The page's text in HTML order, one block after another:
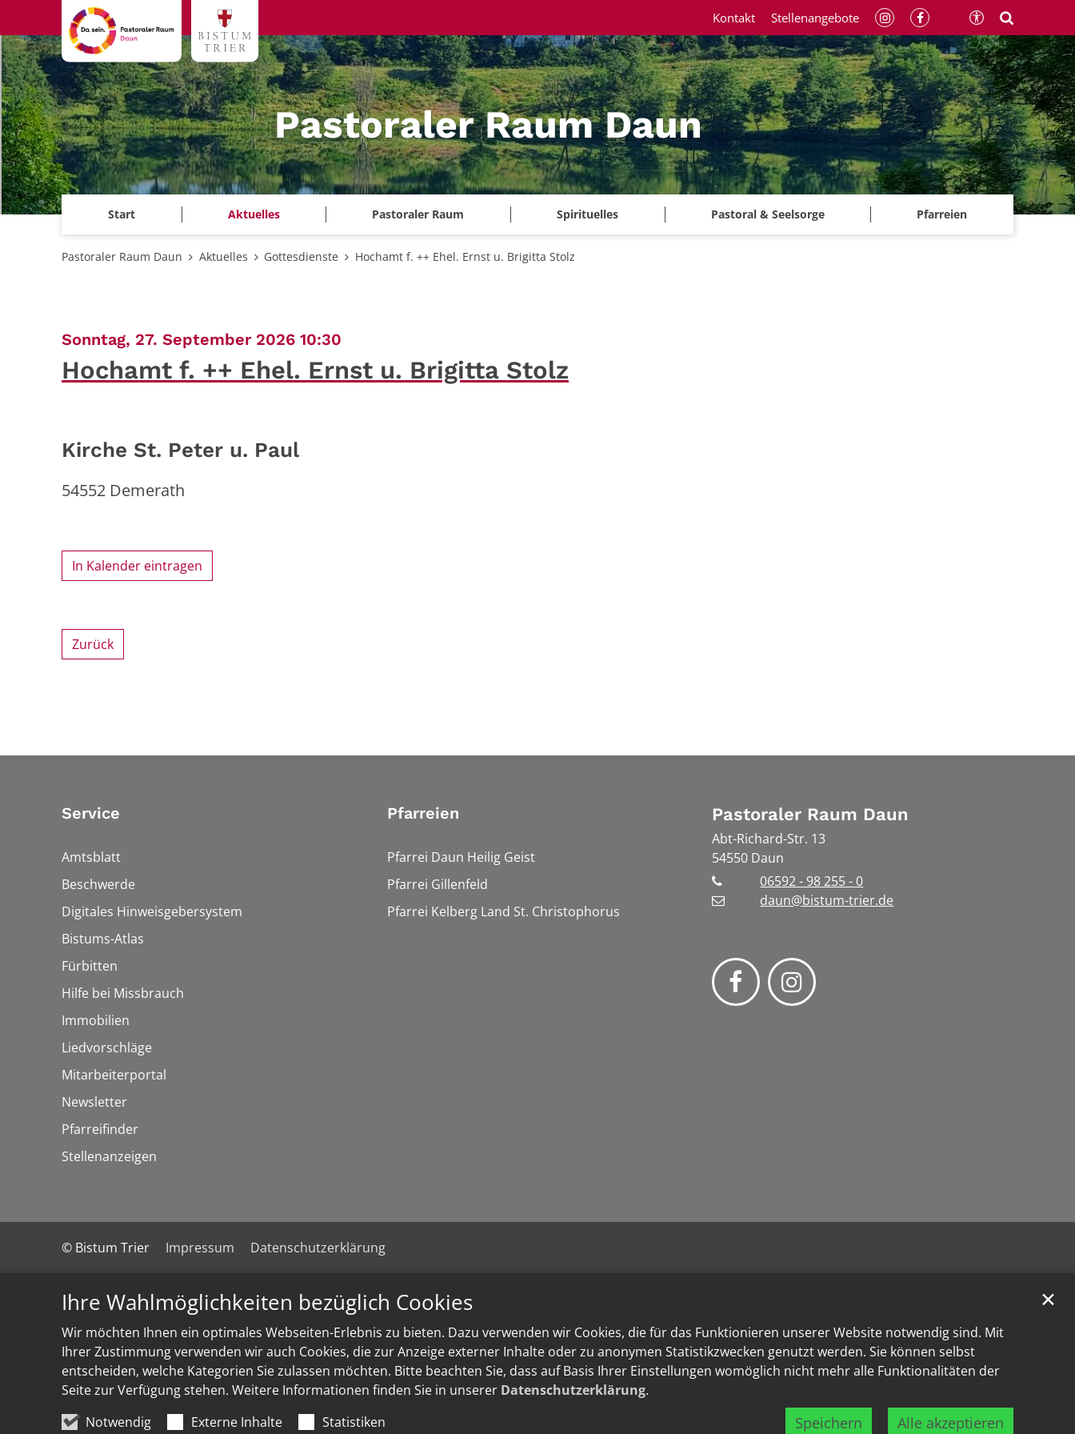
Ihre Wahlmöglichkeiten bezüglich Cookies
Wir möchten Ihnen ein optimales Webseiten-Erlebnis zu bieten. Dazu verwenden wir Cookies, die für das Funktionieren unserer Website notwendig sind. Mit
Ihrer Zustimmung verwenden wir auch Cookies, die zur Anzeige externer Inhalte oder zu anonymen Statistikzwecken genutzt werden. Sie können selbst
entscheiden, welche Kategorien Sie zulassen möchten. Bitte beachten Sie, dass auf Basis Ihrer Einstellungen womöglich nicht mehr alle Funktionalitäten der
Seite zur Verfügung stehen. Weitere Informationen finden Sie in unserer Datenschutzerklärung.
Notwendig
Externe Inhalte Statistiken Speichern Alle akzeptieren
✕
Zum Inhalt springen
Pastoraler Raum Daun
Start Aktuelles Pastoraler Raum Spirituelles Pastoral & Seelsorge Pfarreien
Kontakt Stellenangebote
Pastoraler Raum Daun Aktuelles Gottesdienste Hochamt f. ++ Ehel. Ernst u. Brigitta Stolz
Sonntag, 27. September 2026 10:30
Hochamt f. ++ Ehel. Ernst u. Brigitta Stolz
Kirche St. Peter u. Paul
54552 Demerath
In Kalender eintragen
Zurück
Service
Amtsblatt
Beschwerde
Digitales Hinweisgebersystem
Bistums-Atlas
Fürbitten
Hilfe bei Missbrauch
Immobilien
Liedvorschläge
Mitarbeiterportal
Newsletter
Pfarreifinder
Stellenanzeigen
Pfarreien
Pfarrei Daun Heilig Geist
Pfarrei Gillenfeld
Pfarrei Kelberg Land St. Christophorus
Pastoraler Raum Daun
Abt-Richard-Str. 13
54550 Daun
06592 - 98 255 - 0
daun@bistum-trier.de
© Bistum Trier Impressum Datenschutzerklärung